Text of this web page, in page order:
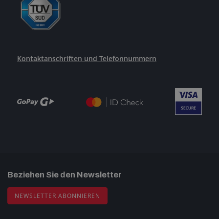
Kontaktanschriften und Telefonnummern
Beziehen Sie den Newsletter
NEWSLETTER ABONNIEREN